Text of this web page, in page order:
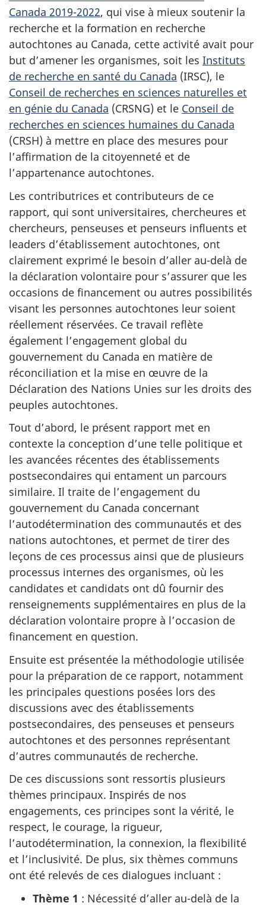
Canada 2019-2022, qui vise à mieux soutenir la
recherche et la formation en recherche
autochtones au Canada, cette activité avait pour
but d’amener les organismes, soit les Instituts
de recherche en santé du Canada (IRSC), le
Conseil de recherches en sciences naturelles et
en génie du Canada (CRSNG) et le Conseil de
recherches en sciences humaines du Canada
(CRSH) à mettre en place des mesures pour
l’affirmation de la citoyenneté et de
l’appartenance autochtones.
Les contributrices et contributeurs de ce
rapport, qui sont universitaires, chercheures et
chercheurs, penseuses et penseurs influents et
leaders d’établissement autochtones, ont
clairement exprimé le besoin d’aller au-delà de
la déclaration volontaire pour s’assurer que les
occasions de financement ou autres possibilités
visant les personnes autochtones leur soient
réellement réservées. Ce travail reflète
également l’engagement global du
gouvernement du Canada en matière de
réconciliation et la mise en œuvre de la
Déclaration des Nations Unies sur les droits des
peuples autochtones.
Tout d’abord, le présent rapport met en
contexte la conception d’une telle politique et
les avancées récentes des établissements
postsecondaires qui entament un parcours
similaire. Il traite de l’engagement du
gouvernement du Canada concernant
l’autodétermination des communautés et des
nations autochtones, et permet de tirer des
leçons de ces processus ainsi que de plusieurs
processus internes des organismes, où les
candidates et candidats ont dû fournir des
renseignements supplémentaires en plus de la
déclaration volontaire propre à l’occasion de
financement en question.
Ensuite est présentée la méthodologie utilisée
pour la préparation de ce rapport, notamment
les principales questions posées lors des
discussions avec des établissements
postsecondaires, des penseuses et penseurs
autochtones et des personnes représentant
d’autres communautés de recherche.
De ces discussions sont ressortis plusieurs
thèmes principaux. Inspirés de nos
engagements, ces principes sont la vérité, le
respect, le courage, la rigueur,
l’autodétermination, la connexion, la flexibilité
et l’inclusivité. De plus, six thèmes communs
ont été relevés de ces dialogues incluant :
Thème 1 : Nécessité d’aller au-delà de la